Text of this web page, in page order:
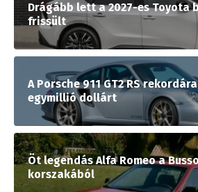
Drágább lett a 2027-es Toyota
frissült
A Porsche 911 GT2 RS
egymillió dollárt
Öt legendás Alfa Romeo a
korszakából